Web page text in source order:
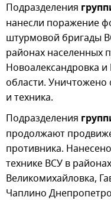
Подразделения
нанесли поражение
штурмовой бригады
районах населенных
Новоалександровка
области.
и техника.
Подразделения
продолжают
противника.
технике ВСУ в
Великомихайловка,
Чаплино